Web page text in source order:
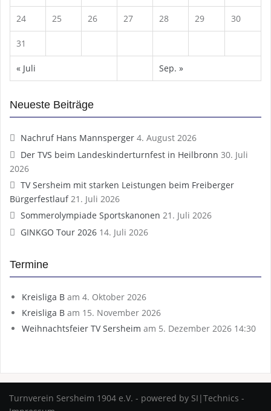
24 25 26 27 28 29 30
31
« Juli Sep. »
Neueste Beiträge
Nachruf Hans Mannsperger 4. August 2026
Der TVS beim Landeskinderturnfest in Heilbronn 30. Juli
2026
TV Sersheim mit starken Leistungen beim Freiberger
Bürgerfestlauf 21. Juli 2026
Sommerolympiade Sportskanonen 21. Juli 2026
GINKGO Tour 2026 14. Juli 2026
Termine
Kreisliga B am 4. Oktober 2026
Kreisliga B am 15. November 2026
Weihnachtsfeier TV Sersheim am 5. Dezember 2026 14:30
Turnverein Sersheim 1904 e.V. - powered by SI|Technics -